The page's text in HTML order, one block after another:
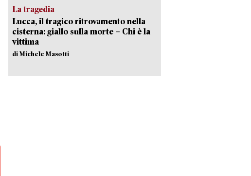
La tragedia
Lucca, il tragico ritrovamento nella
cisterna: giallo sulla morte – Chi è la
vittima
di Michele Masotti